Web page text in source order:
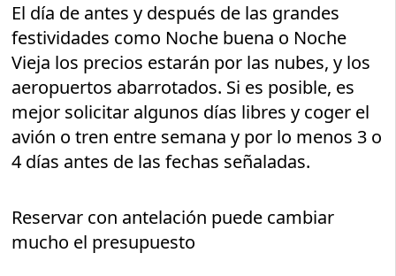
El día de antes y después de las grandes
festividades como Noche buena o Noche
Vieja los precios estarán por las nubes, y los
aeropuertos abarrotados. Si es posible, es
mejor solicitar algunos días libres y coger el
avión o tren entre semana y por lo menos 3 o
4 días antes de las fechas señaladas.
Reservar con antelación puede cambiar
mucho el presupuesto